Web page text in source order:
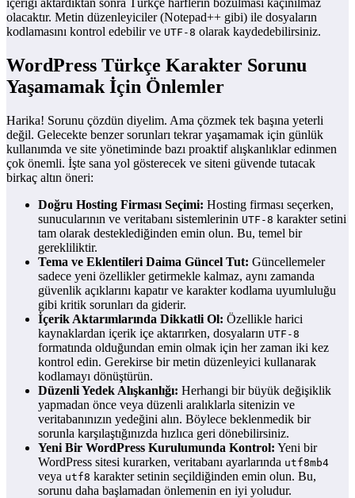
olacaktır. Metin düzenleyiciler (Notepad++ gibi) ile dosyaların
kodlamasını kontrol edebilir ve UTF-8 olarak kaydedebilirsiniz.
WordPress Türkçe Karakter Sorunu
Yaşamamak İçin Önlemler
Harika! Sorunu çözdün diyelim. Ama çözmek tek başına yeterli
değil. Gelecekte benzer sorunları tekrar yaşamamak için günlük
kullanımda ve site yönetiminde bazı proaktif alışkanlıklar edinmen
çok önemli. İşte sana yol gösterecek ve siteni güvende tutacak
birkaç altın öneri:
Doğru Hosting Firması Seçimi: Hosting firması seçerken,
sunucularının ve veritabanı sistemlerinin UTF-8 karakter setini
tam olarak desteklediğinden emin olun. Bu, temel bir
gerekliliktir.
Tema ve Eklentileri Daima Güncel Tut: Güncellemeler
sadece yeni özellikler getirmekle kalmaz, aynı zamanda
güvenlik açıklarını kapatır ve karakter kodlama uyumluluğu
gibi kritik sorunları da giderir.
İçerik Aktarımlarında Dikkatli Ol: Özellikle harici
kaynaklardan içerik içe aktarırken, dosyaların UTF-8
formatında olduğundan emin olmak için her zaman iki kez
kontrol edin. Gerekirse bir metin düzenleyici kullanarak
kodlamayı dönüştürün.
Düzenli Yedek Alışkanlığı: Herhangi bir büyük değişiklik
yapmadan önce veya düzenli aralıklarla sitenizin ve
veritabanınızın yedeğini alın. Böylece beklenmedik bir
sorunla karşılaştığınızda hızlıca geri dönebilirsiniz.
Yeni Bir WordPress Kurulumunda Kontrol: Yeni bir
WordPress sitesi kurarken, veritabanı ayarlarında utf8mb4
veya utf8 karakter setinin seçildiğinden emin olun. Bu,
sorunu daha başlamadan önlemenin en iyi yoludur.